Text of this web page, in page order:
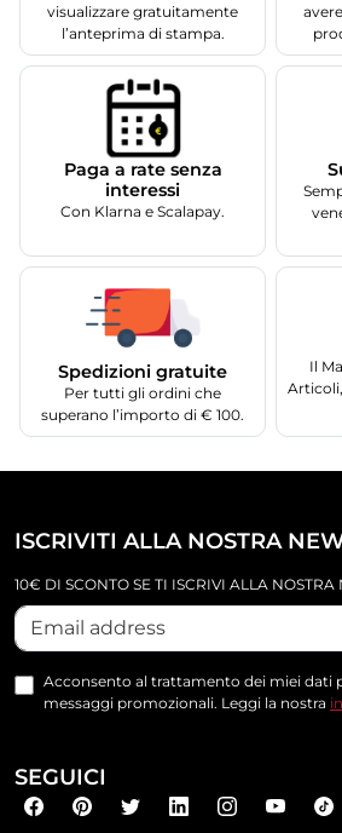
visualizzare gratuitamente
l’anteprima di stampa.
Paga a rate senza
interessi
Con Klarna e Scalapay.
Spedizioni gratuite
Per tutti gli ordini che
superano l’importo di € 100.
Il
ISCRIVITI ALLA NOSTRA
10€ DI SCONTO SE TI ISCRIVI ALLA NOSTRA
Acconsento al trattamento dei miei dati
messaggi promozionali. Leggi la nostra
SEGUICI